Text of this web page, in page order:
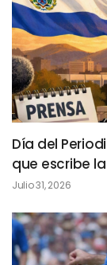
Día del
que escribe
Julio 31, 2026